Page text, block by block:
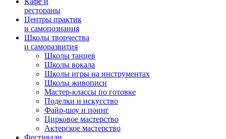
рестораны
Центры практик
и самопознания
Школы творчества
и саморазвития
Школы танцев
Школы вокала
Школы игры на инструментах
Школы живописи
Мастер-классы по готовке
Поделки и искусство
Файр-шоу и поинг
Цирковое мастерство
Актерское мастерство
Фестивали